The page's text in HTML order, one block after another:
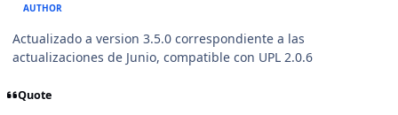
AUTHOR
Actualizado a version 3.5.0 correspondiente a las
actualizaciones de Junio, compatible con UPL 2.0.6
Quote